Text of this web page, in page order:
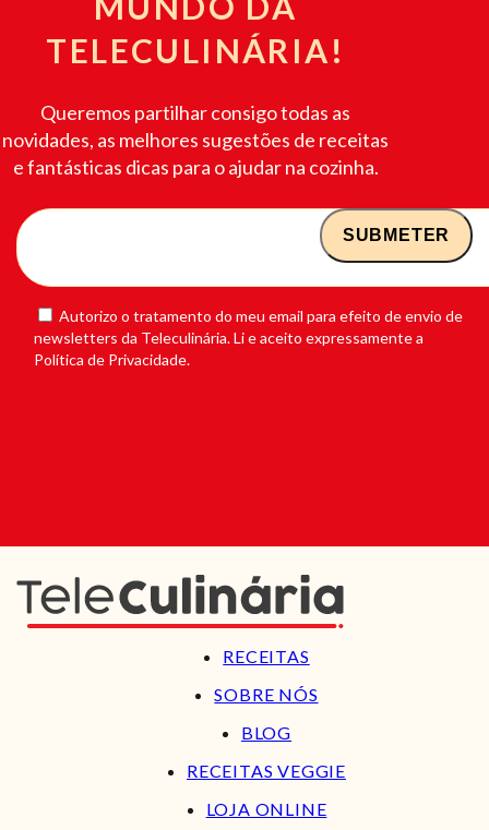
TELECULINÁRIA!
Queremos partilhar consigo todas as
novidades, as melhores sugestões de receitas
e fantásticas dicas para o ajudar na cozinha.
Autorizo o tratamento do meu email para efeito de envio de
newsletters da Teleculinária. Li e aceito expressamente a
Política de Privacidade.
RECEITAS
SOBRE NÓS
BLOG
RECEITAS VEGGIE
LOJA ONLINE